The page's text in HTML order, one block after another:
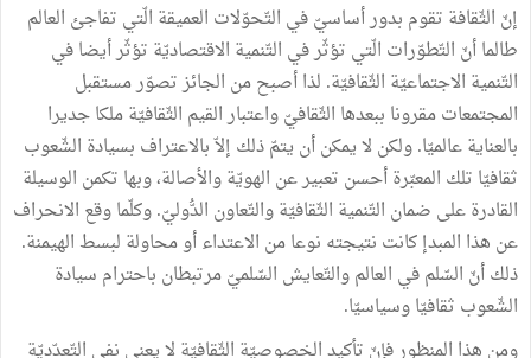
إنّ الثّقافة تقوم بدورأساسيّفي التّحوّلات العميقة الّتي تفاجئ العالم
طالماأنّ التّطوّرات الّتي تؤثّرفي التّنمية الاقتصاديّة تؤثّرأيضافي
التّنمية الاجتماعيّة الثّقافيّة. لذاأصبحمن الجائزتصوّرمستقبل
المجتمعاتمقرونا ببعدها الثّقافيّواعتبارالقيم الثّقافيّةملكاجديرا
بالعنايةعالميّا.ولكن لايمكنأن يتمّذلك إلاّبالاعتراف بسيادة الشّعوب
ثقافيّا تلك المعبّرةأحسن تعبيرعن الهويّةوالأصالة،وبها تكمن الوسيلة
القادرةعلى ضمان التّنمية الثّقافيّةوالتّعاون الدُّوليّ.وكلّماوقع الانحراف
عن هذا المبدإكانت نتيجته نوعامن الاعتداءأومحاولة لبسط الهيمنة.
ذلكأنّ السّلمفي العالموالتّعايش السّلميّمرتبطان باحترام سيادة
الشّعوب ثقافيّاوسياسيّا.